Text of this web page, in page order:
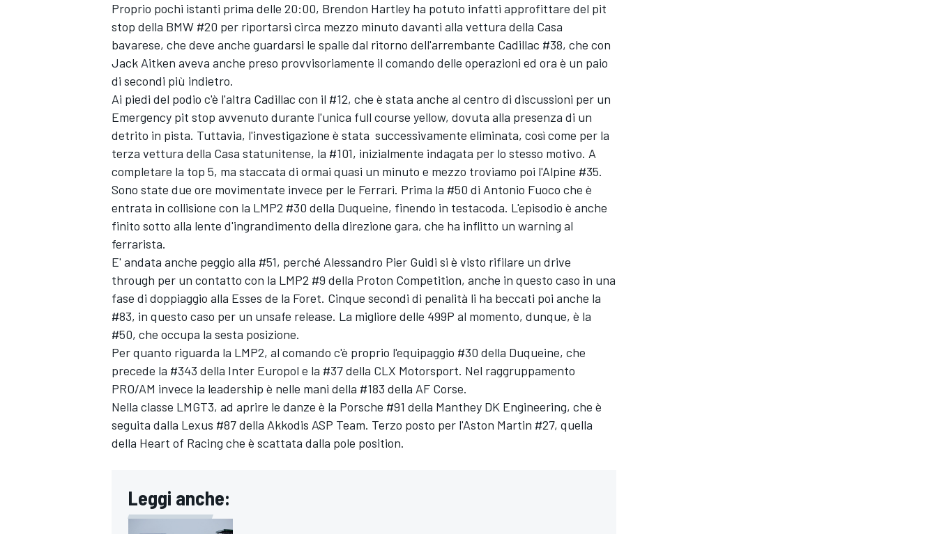
Proprio pochi istanti prima delle 20:00, Brendon Hartley ha potuto infatti approfittare del pit
stop della BMW #20 per riportarsi circa mezzo minuto davanti alla vettura della Casa
bavarese, che deve anche guardarsi le spalle dal ritorno dell'arrembante Cadillac #38, che con
Jack Aitken aveva anche preso provvisoriamente il comando delle operazioni ed ora è un paio
di secondi più indietro.
Ai piedi del podio c'è l'altra Cadillac con il #12, che è stata anche al centro di discussioni per un
Emergency pit stop avvenuto durante l'unica full course yellow, dovuta alla presenza di un
detrito in pista. Tuttavia, l'investigazione è stata successivamente eliminata, così come per la
terza vettura della Casa statunitense, la #101, inizialmente indagata per lo stesso motivo. A
completare la top 5, ma staccata di ormai quasi un minuto e mezzo troviamo poi l'Alpine #35.
Sono state due ore movimentate invece per le Ferrari. Prima la #50 di Antonio Fuoco che è
entrata in collisione con la LMP2 #30 della Duqueine, finendo in testacoda. L'episodio è anche
finito sotto alla lente d'ingrandimento della direzione gara, che ha inflitto un warning al
ferrarista.
E' andata anche peggio alla #51, perché Alessandro Pier Guidi si è visto rifilare un drive
through per un contatto con la LMP2 #9 della Proton Competition, anche in questo caso in una
fase di doppiaggio alla Esses de la Foret. Cinque secondi di penalità li ha beccati poi anche la
#83, in questo caso per un unsafe release. La migliore delle 499P al momento, dunque, è la
#50, che occupa la sesta posizione.
Per quanto riguarda la LMP2, al comando c'è proprio l'equipaggio #30 della Duqueine, che
precede la #343 della Inter Europol e la #37 della CLX Motorsport. Nel raggruppamento
PRO/AM invece la leadership è nelle mani della #183 della AF Corse.
Nella classe LMGT3, ad aprire le danze è la Porsche #91 della Manthey DK Engineering, che è
seguita dalla Lexus #87 della Akkodis ASP Team. Terzo posto per l'Aston Martin #27, quella
della Heart of Racing che è scattata dalla pole position.
Leggi anche: